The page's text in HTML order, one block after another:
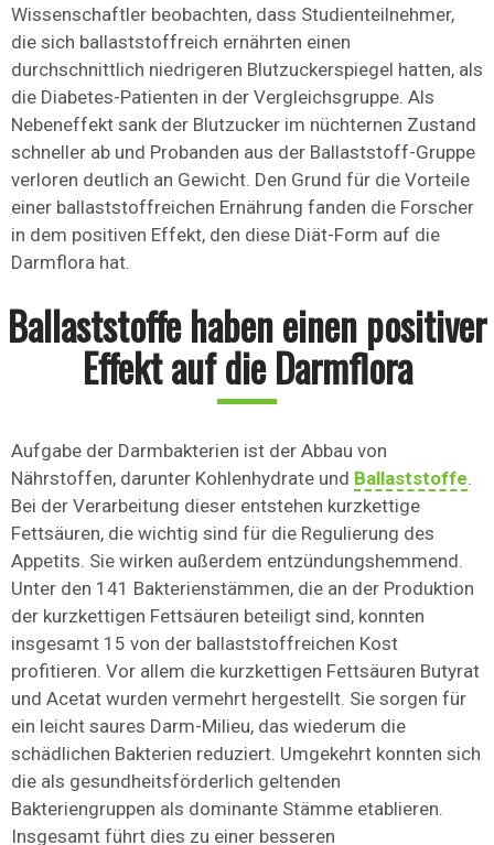
Wissenschaftler beobachten, dass Studienteilnehmer,
die sich ballaststoffreich ernährten einen
durchschnittlich niedrigeren Blutzuckerspiegel hatten, als
die Diabetes-Patienten in der Vergleichsgruppe. Als
Nebeneffekt sank der Blutzucker im nüchternen Zustand
schneller ab und Probanden aus der Ballaststoff-Gruppe
verloren deutlich an Gewicht. Den Grund für die Vorteile
einer ballaststoffreichen Ernährung fanden die Forscher
in dem positiven Effekt, den diese Diät-Form auf die
Darmflora hat.
Ballaststoffe haben einen positiver
Effekt auf die Darmflora
Aufgabe der Darmbakterien ist der Abbau von
Nährstoffen, darunter Kohlenhydrate und Ballaststoffe.
Bei der Verarbeitung dieser entstehen kurzkettige
Fettsäuren, die wichtig sind für die Regulierung des
Appetits. Sie wirken außerdem entzündungshemmend.
Unter den 141 Bakterienstämmen, die an der Produktion
der kurzkettigen Fettsäuren beteiligt sind, konnten
insgesamt 15 von der ballaststoffreichen Kost
profitieren. Vor allem die kurzkettigen Fettsäuren Butyrat
und Acetat wurden vermehrt hergestellt. Sie sorgen für
ein leicht saures Darm-Milieu, das wiederum die
schädlichen Bakterien reduziert. Umgekehrt konnten sich
die als gesundheitsförderlich geltenden
Bakteriengruppen als dominante Stämme etablieren.
Insgesamt führt dies zu einer besseren